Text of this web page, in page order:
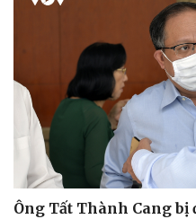
Ông Tất Thành Cang